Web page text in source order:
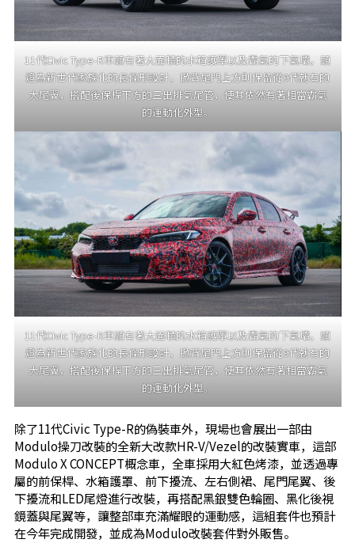
11代Civic Type-R車頭有著大面積的水箱護罩以及霸氣的下氣壩，頭
燈為新世代家族化的長條形設計，掀背尾門上方則保留從9代就有的
大尾翼，搭配後保桿下方的三出排氣尾管，使其依然有著相當霸氣
的運動化外型。
11代Civic Type-R車頭有著大面積的水箱護罩以及霸氣的下氣壩，頭
燈為新世代家族化的長條形設計，掀背尾門上方則保留從9代就有的
大尾翼，搭配後保桿下方的三出排氣尾管，使其依然有著相當霸氣
的運動化外型。
除了11代Civic Type-R的偽裝車外，現場也會展出一部由
Modulo操刀改裝的全新大改款HR-V/Vezel的改裝實車，這部
Modulo X CONCEPT概念車，全車採用大紅色烤漆，並透過專
屬的前保桿、水箱護罩、前下擾流、左右側裙、尾門尾翼、後
下擾流和LED尾燈進行改裝，再搭配黑銀雙色輪圈、黑化後視
鏡蓋與尾翼等，讓整部車充滿耀眼的運動感，這組套件也預計
在今年完成開發，並成為Modulo改裝套件對外販售。